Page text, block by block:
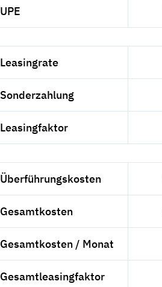
UPE
Leasingrate
Sonderzahlung
Leasingfaktor
Überführungskosten
Gesamtkosten
Gesamtkosten / Monat
Gesamtleasingfaktor